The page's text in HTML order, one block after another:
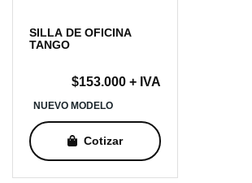
SILLA DE OFICINA
TANGO
$153.000 + IVA
NUEVO MODELO
Cotizar